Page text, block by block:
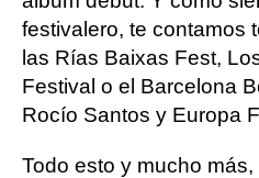
festivalero, te contamos
las Rías Baixas Fest,
Festival o el Barcelona
Rocí­o Santos y Europa
Todo esto y mucho